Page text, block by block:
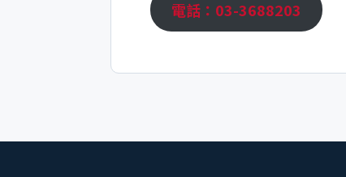
電話：03-3688203